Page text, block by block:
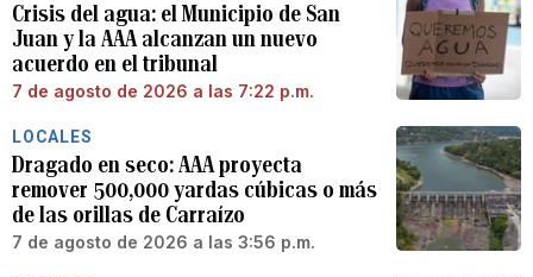
Crisis del agua: el Municipio de San
Juan y la AAA alcanzan un nuevo
acuerdo en el tribunal
7 de agosto de 2026 a las 7:22 p.m.
LOCALES
Dragado en seco: AAA proyecta
remover 500,000 yardas cúbicas o más
de las orillas de Carraízo
7 de agosto de 2026 a las 3:56 p.m.